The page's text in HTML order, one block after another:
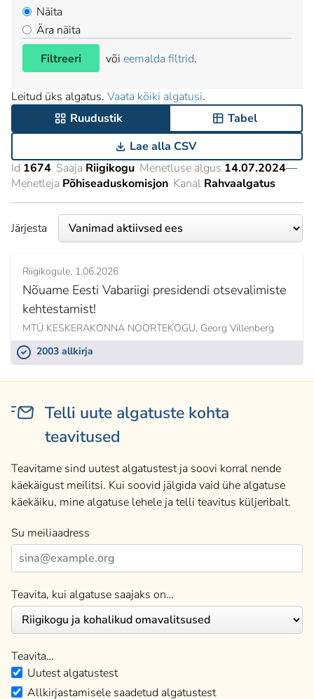
Näita
Ära näita
Filtreeri
või eemalda filtrid.
Leitud üks algatus. Vaata kõiki algatusi.
Ruudustik
Tabel
Lae alla CSV
Id 1674 Saaja Riigikogu Menetluse algus 14.07.2024—
Menetleja Põhiseaduskomisjon Kanal Rahvaalgatus
Järjesta
Riigikogule 1.06.2026
Nõuame Eesti Vabariigi presidendi otsevalimiste
kehtestamist!
MTÜ KESKERAKONNA NOORTEKOGU, Georg Villenberg
2003 allkirja
Telli uute algatuste kohta
teavitused
Teavitame sind uutest algatustest ja soovi korral nende
käekäigust meilitsi. Kui soovid jälgida vaid ühe algatuse
käekäiku, mine algatuse lehele ja telli teavitus küljeribalt.
Su meiliaadress
Teavita, kui algatuse saajaks on…
Teavita…
Uutest algatustest
Allkirjastamisele saadetud algatustest